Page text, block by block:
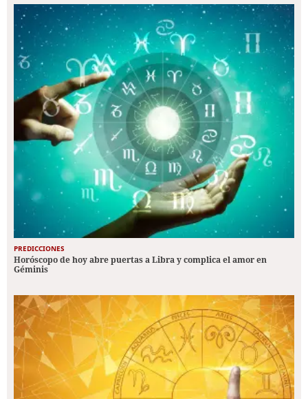
PREDICCIONES
Horóscopo de hoy abre puertas a Libra y complica el amor en
Géminis